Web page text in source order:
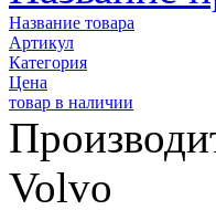
Название товара
Артикул
Категория
Цена
товар в наличии
Volvo